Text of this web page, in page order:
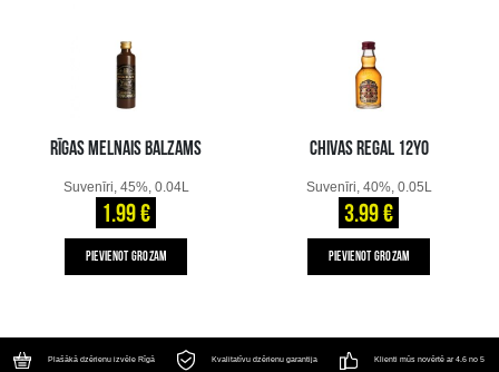
RĪGAS MELNAIS BALZAMS
Suvenīri, 45%, 0.04L
1.99 €
PIEVIENOT GROZAM
CHIVAS REGAL 12YO
Suvenīri, 40%, 0.05L
3.99 €
PIEVIENOT GROZAM
Plašākā dzērienu izvēle Rīgā Kvalitatīvu dzērienu garantija Klienti mūs novērtē ar 4.6 no 5